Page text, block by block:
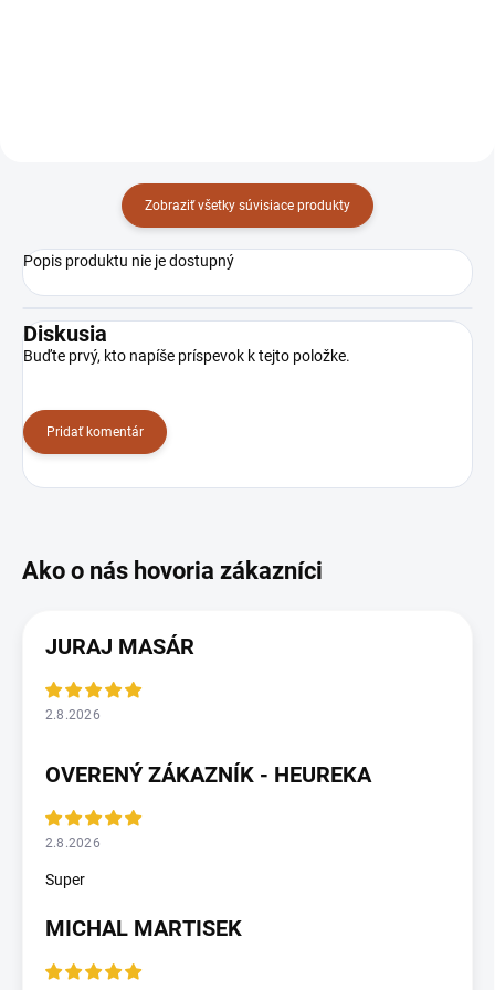
Zobraziť všetky súvisiace produkty
Popis produktu nie je dostupný
Diskusia
Buďte prvý, kto napíše príspevok k tejto položke.
Pridať komentár
JURAJ MASÁR
2.8.2026
OVERENÝ ZÁKAZNÍK - HEUREKA
2.8.2026
Super
MICHAL MARTISEK